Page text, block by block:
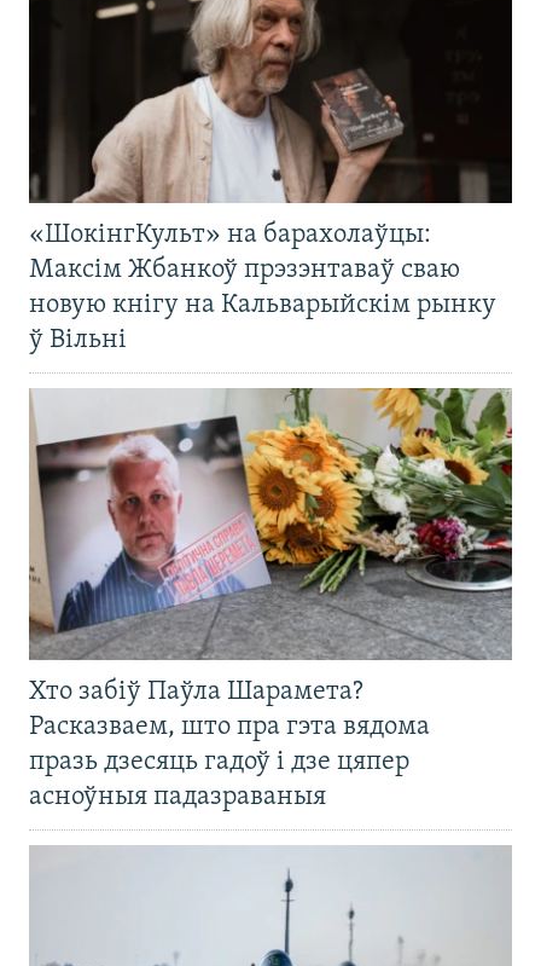
«ШокінгКульт» на барахолаўцы:
Максім Жбанкоў прэзэнтаваў сваю
новую кнігу на Кальварыйскім рынку
ў Вільні
Хто забіў Паўла Шарамета?
Расказваем, што пра гэта вядома
празь дзесяць гадоў і дзе цяпер
асноўныя падазраваныя